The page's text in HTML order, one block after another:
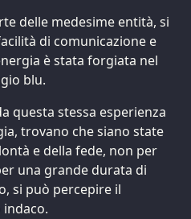
delle medesime entità, si
di comunicazione e
è stata forgiata nel
blu.
questa stessa esperienza
trovano che siano state
e della fede, non per
una grande durata di
si può percepire il